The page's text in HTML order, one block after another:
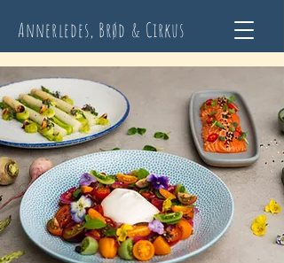
Annerledes, Brød & Cirkus